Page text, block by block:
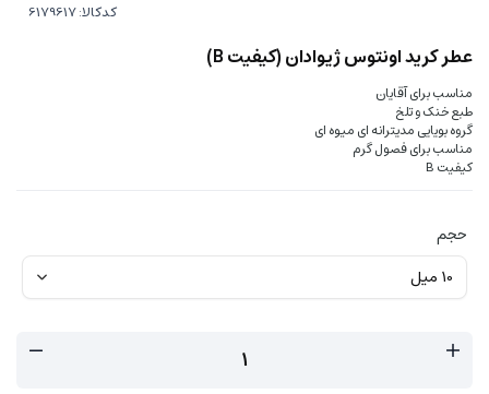
کدکالا:
عطر کرید اونتوس ژیوادان (کیفیت B)
مناسب برای آقایان
طبع خنک و تلخ
گروه بویایی مدیترانه ای میوه ای
مناسب برای فصول گرم
کیفیت B
حجم